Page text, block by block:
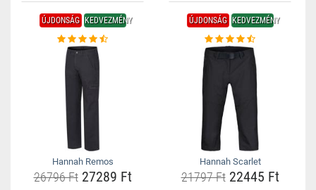
ÚJDONSÁG KEDVEZMÉNY
Hannah Remos
26796 Ft27289 Ft
ÚJDONSÁG KEDVEZMÉNY
Hannah Scarlet
21797 Ft22445 Ft